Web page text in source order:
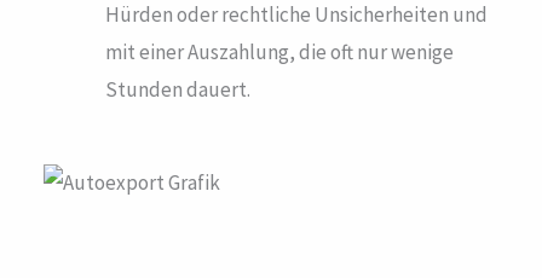
Hürden oder rechtliche Unsicherheiten und
mit einer Auszahlung, die oft nur wenige
Stunden dauert.